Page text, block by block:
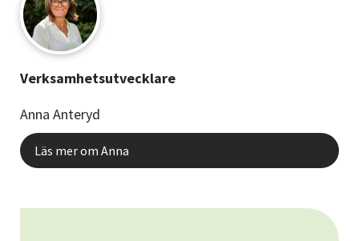
Verksamhetsutvecklare
Anna Anteryd
Läs mer om Anna